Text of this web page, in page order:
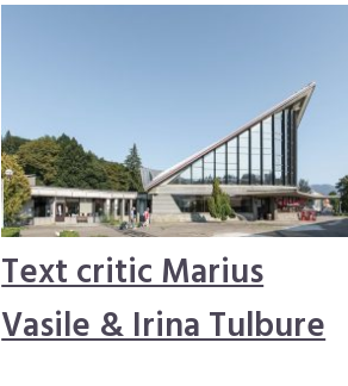
Text critic Marius
Vasile & Irina Tulbure